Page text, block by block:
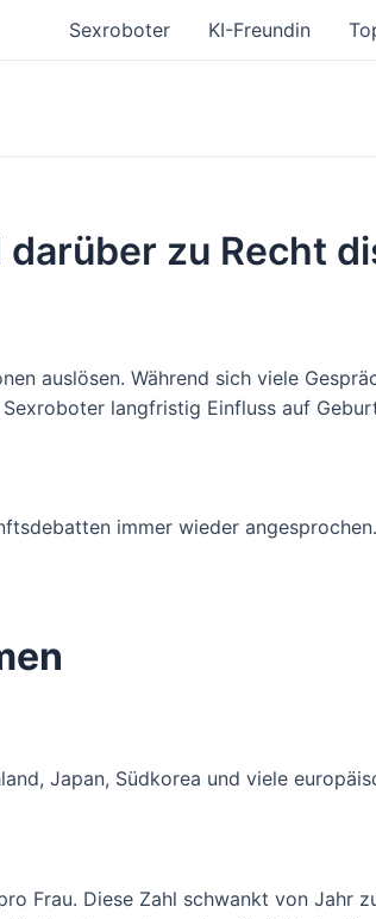
Sexroboter KI-Freundin
zu Recht
auslösen. Während sich viele
langfristig Einfluss auf
immer wieder
Japan, Südkorea und viele
Frau. Diese Zahl schwankt von Jahr